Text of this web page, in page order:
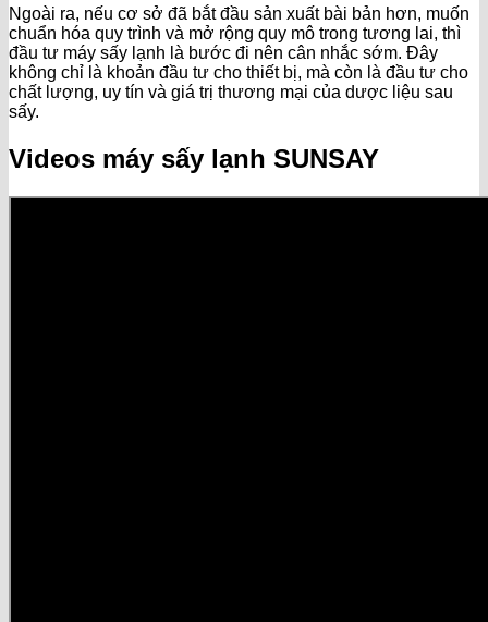
Ngoài ra, nếu cơ sở đã bắt đầu sản xuất bài bản hơn, muốn
chuẩn hóa quy trình và mở rộng quy mô trong tương lai, thì
đầu tư máy sấy lạnh là bước đi nên cân nhắc sớm. Đây
không chỉ là khoản đầu tư cho thiết bị, mà còn là đầu tư cho
chất lượng, uy tín và giá trị thương mại của dược liệu sau
sấy.
Videos máy sấy lạnh SUNSAY